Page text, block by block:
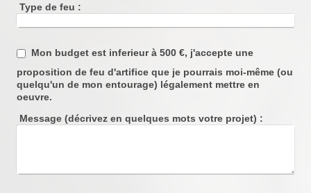
Type de feu :
Mon budget est inferieur à 500 €, j'accepte une
proposition de feu d'artifice que je pourrais moi-même (ou
quelqu'un de mon entourage) légalement mettre en
oeuvre.
Message (décrivez en quelques mots votre projet) :